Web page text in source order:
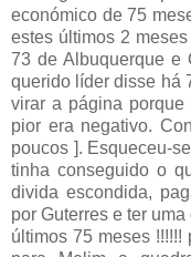
económico de 75
estes últimos 2
73 de Albuquerque e
querido líder disse há
virar a página porque
pior era negativo.
poucos ]. Esqueceu-
tinha conseguido o
divida escondida,
por Guterres e ter
últimos 75 meses